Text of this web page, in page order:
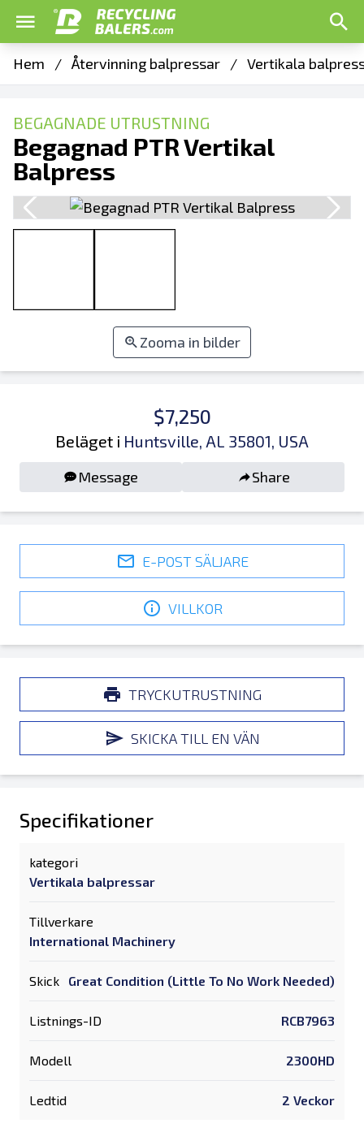
Hem / Återvinning balpressar / Vertikala
BEGAGNADE UTRUSTNING
Begagnad PTR Vertikal
Balpress
Zooma in bilder
$7,250
Beläget i Huntsville, AL 35801, USA
Message Share
E-POST SÄLJARE
VILLKOR
TRYCKUTRUSTNING
SKICKA TILL EN VÄN
Specifikationer
kategori
Vertikala balpressar
Tillverkare
International Machinery
Skick Great Condition (Little To No Work Needed)
Listnings-ID RCB7963
Modell 2300HD
Ledtid 2 Veckor